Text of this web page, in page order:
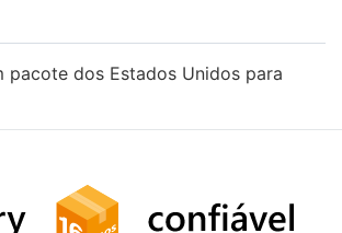
pacote dos Estados Unidos para